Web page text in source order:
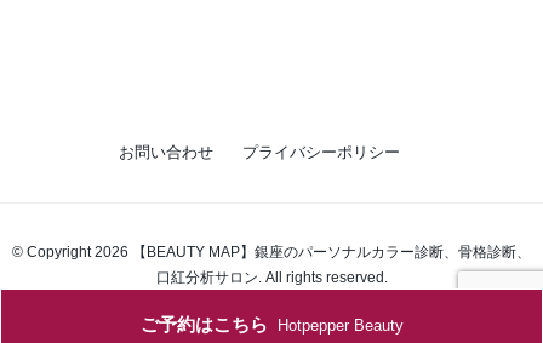
ご予約はこちら Hotpepper Beauty
お問い合わせ プライバシーポリシー
© Copyright 2026 【BEAUTY MAP】銀座のパーソナルカラー診断、骨格診断、
口紅分析サロン. All rights reserved.